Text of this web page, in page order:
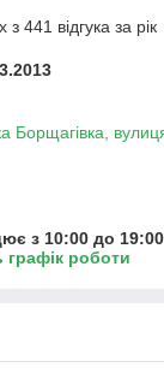
441 відгука за рік
Борщагівка,
з 10:00 до 19:00
графік роботи